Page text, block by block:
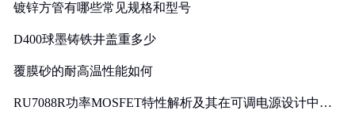
镀锌方管有哪些常见规格和型号
D400球墨铸铁井盖重多少
覆膜砂的耐高温性能如何
RU7088R功率MOSFET特性解析及其在可调电源设计中的